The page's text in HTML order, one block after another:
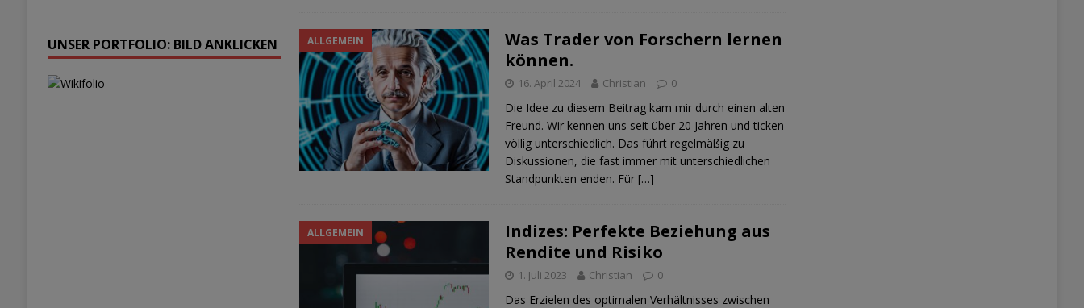
ALLGEMEIN
Was Trader von Forschern lernen
können.
16. April 2024 Christian 0
Die Idee zu diesem Beitrag kam mir durch einen alten
Freund. Wir kennen uns seit über 20 Jahren und ticken
völlig unterschiedlich. Das führt regelmäßig zu
Diskussionen, die fast immer mit unterschiedlichen
Standpunkten enden. Für […]
ALLGEMEIN
Indizes: Perfekte Beziehung aus
Rendite und Risiko
1. Juli 2023 Christian 0
Das Erzielen des optimalen Verhältnisses zwischen
UNSER PORTFOLIO: BILD ANKLICKEN